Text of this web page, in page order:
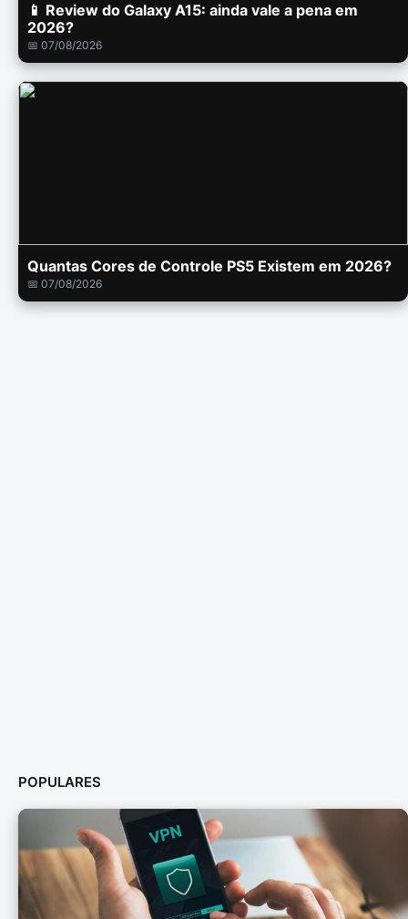
📱 Review do Galaxy A15: ainda vale a pena em
2026?
📅 07/08/2026
Quantas Cores de Controle PS5 Existem em 2026?
📅 07/08/2026
POPULARES